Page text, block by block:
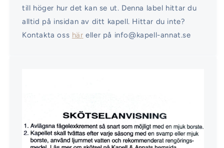
till höger hur det kan se ut. Denna label hittar du
alltid på insidan av ditt kapell. Hittar du inte?
Kontakta oss här eller på info@kapell-annat.se